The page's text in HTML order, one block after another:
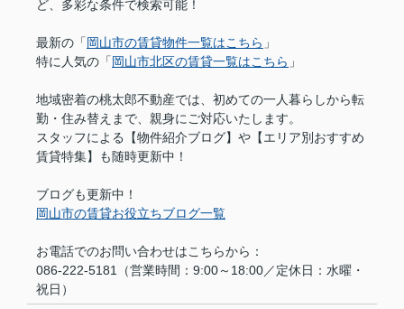
ど、多彩な条件で検索可能！
最新の「 岡山市の賃貸物件一覧はこちら 」
特に人気の「 岡山市北区の賃貸一覧はこちら 」
地域密着の桃太郎不動産では、初めての一人暮らしから転
勤・住み替えまで、親身にご対応いたします。
スタッフによる【物件紹介ブログ】や【エリア別おすすめ
賃貸特集】も随時更新中！
ブログも更新中！
岡山市の賃貸お役立ちブログ一覧
お電話でのお問い合わせはこちらから：
086-222-5181（営業時間：9:00～18:00／定休日：水曜・
祝日）